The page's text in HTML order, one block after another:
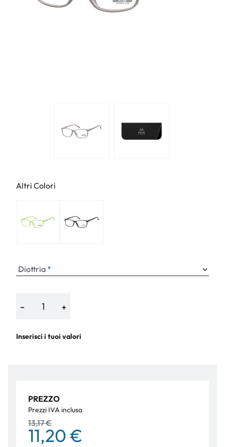
Altri Colori
Diottria
− +
Inserisci i tuoi valori
PREZZO
Prezzi IVA inclusa
13,17 €
11,20 €